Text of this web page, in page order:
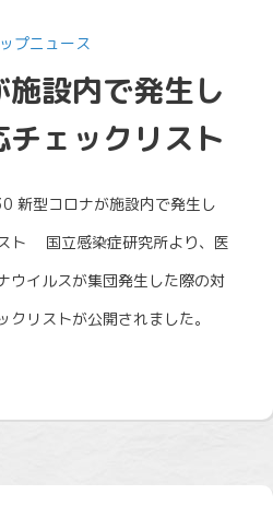
プニュース
設内で発生し
ェックリスト
新型コロナが施設内で発生し
ト 国立感染症研究所より、医
ウイルスが集団発生した際の対
クリストが公開されました。